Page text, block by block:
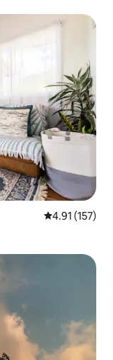
평점 4.91점(5
4.91 (157)